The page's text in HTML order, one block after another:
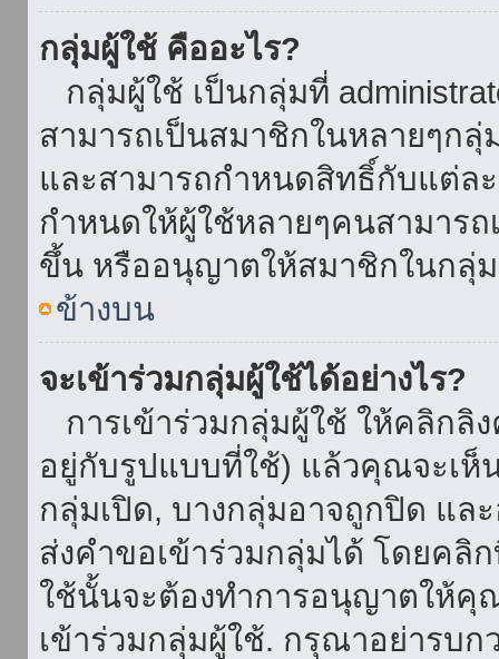
กลุ่มผู้ใช้ คืออะไร?
กลุ่มผู้ใช้ เป็นกลุ่มที่
สามารถเป็นสมาชิกในหลายๆก
และสามารถกำหนดสิทธิ์กับแต่ล
กำหนดให้ผู้ใช้หลายๆคนสามารถ
ขึ้น หรืออนุญาตให้สมาชิกในกลุ่ม
ข้างบน
จะเข้าร่วมกลุ่มผู้ใช้ได้อย่างไร?
การเข้าร่วมกลุ่มผู้ใช้ ให้คลิก
อยู่กับรูปแบบที่ใช้) แล้วคุณจะเห็
กลุ่มเปิด, บางกลุ่มอาจถูกปิด แ
ส่งคำขอเข้าร่วมกลุ่มได้ โดยคลิ
ใช้นั้นจะต้องทำการอนุญาตให้คุ
เข้าร่วมกลุ่มผู้ใช้. กรุณาอย่ารบก